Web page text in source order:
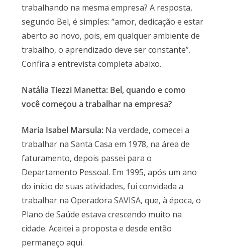
trabalhando na mesma empresa? A resposta,
segundo Bel, é simples: “amor, dedicação e estar
aberto ao novo, pois, em qualquer ambiente de
trabalho, o aprendizado deve ser constante”.
Confira a entrevista completa abaixo.
Natália Tiezzi Manetta: Bel, quando e como
você começou a trabalhar na empresa?
Maria Isabel Marsula:Na verdade, comecei a
trabalhar na Santa Casa em 1978, na área de
faturamento, depois passei para o
Departamento Pessoal. Em 1995, após um ano
do início de suas atividades, fui convidada a
trabalhar na Operadora SAVISA, que, à época, o
Plano de Saúde estava crescendo muito na
cidade. Aceitei a proposta e desde então
permaneço aqui.